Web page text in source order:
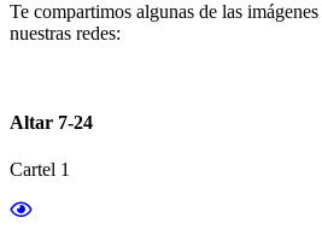
Te compartimos algunas de las
nuestras redes:
Altar 7-24
Cartel 1